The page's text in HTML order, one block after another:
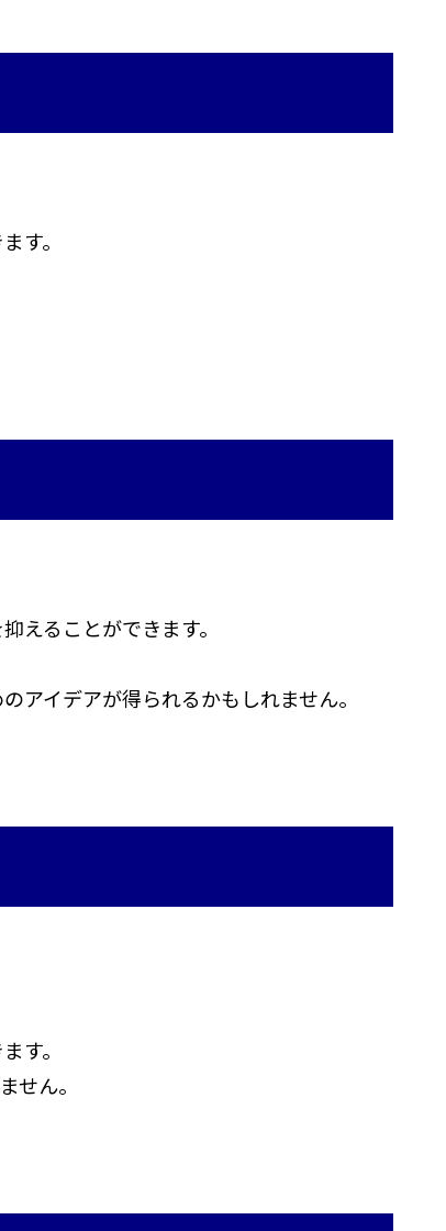
す。
えることができます。
アイデアが得られるかもしれません。
す。
せん。